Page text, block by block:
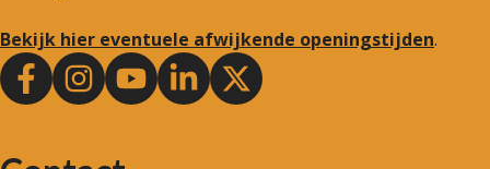
Bekijk hier eventuele afwijkende openingstijden.